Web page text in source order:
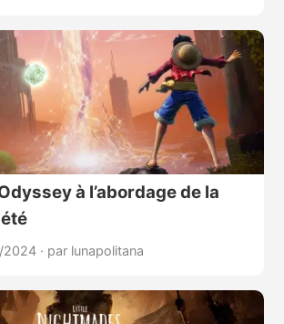
à l’abordage de la
2024 · par lunapolitana